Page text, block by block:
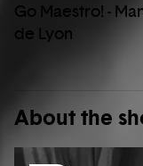
Go Maestro! -
de Lyon
About the